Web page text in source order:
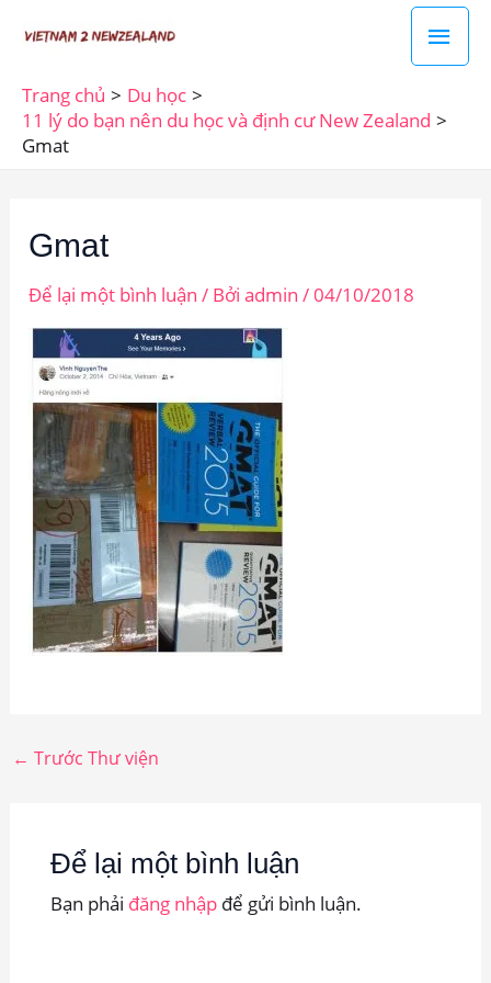
dung
Trang chủ
Du học
11 lý do bạn nên du học và định cư New Zealand
Gmat
Gmat
Để lại một bình luận / Bởiadmin/04/10/2018
← Trước Thư viện
Để lại một bình luận
Bạn phải đăng nhậpđể gửi bình luận.